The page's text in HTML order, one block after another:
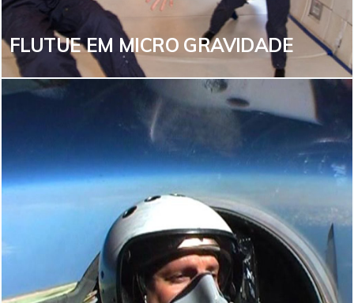
VEJA MAIS
FLUTUE EM MICRO GRAVIDADE
FLUTUE EM MICRO GRAVIDADE
Quem nunca sonhou em poder flutuar? As imagens